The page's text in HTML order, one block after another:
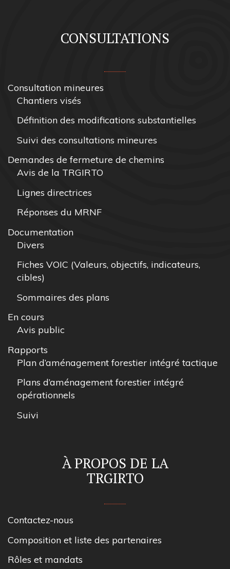
CONSULTATIONS
Consultation mineures
Chantiers visés
Définition des modifications substantielles
Suivi des consultations mineures
Demandes de fermeture de chemins
Avis de la TRGIRTO
Lignes directrices
Réponses du MRNF
Documentation
Divers
Fiches VOIC (Valeurs, objectifs, indicateurs,
cibles)
Sommaires des plans
En cours
Avis public
Rapports
Plan d’aménagement forestier intégré tactique
Plans d’aménagement forestier intégré
opérationnels
Suivi
À PROPOS DE LA
TRGIRTO
Contactez-nous
Composition et liste des partenaires
Rôles et mandats